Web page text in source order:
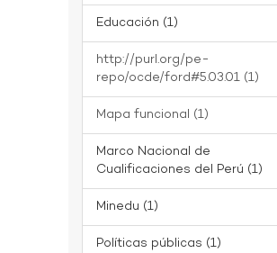
Educación (1)
http://purl.org/pe-
repo/ocde/ford#5.03.01 (1)
Mapa funcional (1)
Marco Nacional de
Cualificaciones del Perú (1)
Minedu (1)
Políticas públicas (1)